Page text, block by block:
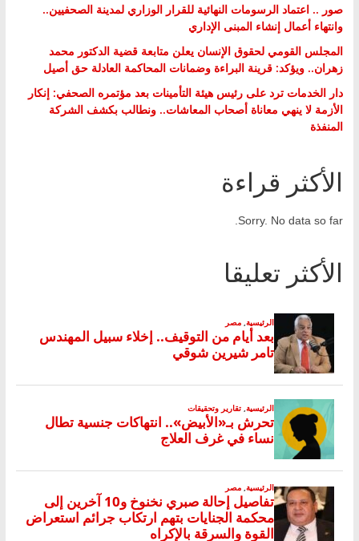
صور .. اعتماد الرسومات النهائية للقرار الوزاري لمدينة الصحفيين..
وانتهاء أعمال إنشاء المبنى الإداري
المجلس القومي لحقوق الإنسان يعلن متابعة قضية الدكتور محمد
زهران.. ويؤكد: قرينة البراءة وضمانات المحاكمة العادلة حق أصيل
دار الخدمات ترد على رئيس هيئة التأمينات بعد مؤتمره الصحفي: إنكار
الأزمة لا ينهي معاناة أصحاب المعاشات.. ونطالب بكشف الشركة
المنفذة
الأكثر قراءة
Sorry. No data so far.
الأكثر تعليقا